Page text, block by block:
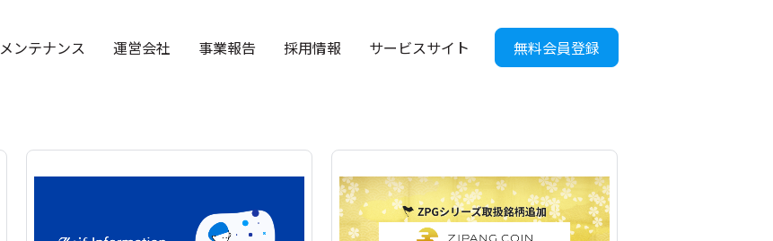
メンテナンス 運営会社 事業報告 採用情報 サービスサイト 無料会員登録